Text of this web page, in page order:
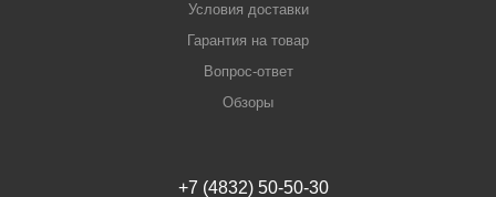
Условия доставки
Гарантия на товар
Вопрос-ответ
Обзоры
+7 (4832) 50-50-30